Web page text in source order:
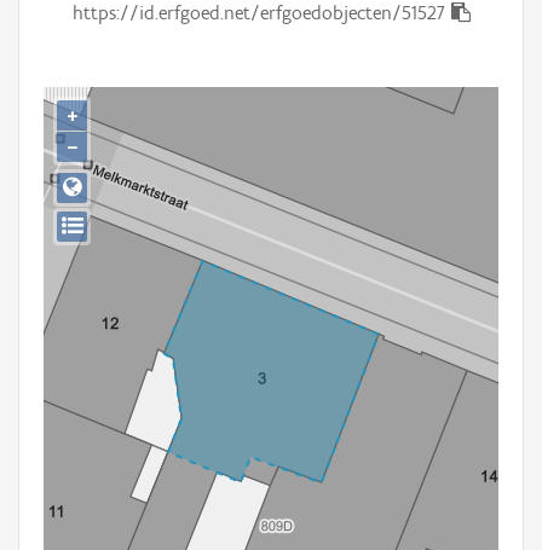
Gebeurtenis
Persoon of collectief
Downloads
Hergebruik
Aanmelden
https://id.erfgoed.net/erfgoedobjecten/51527
+
−